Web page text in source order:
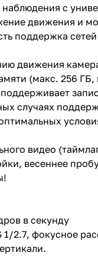
наблюдения с
движения и
поддержка
движения
(макс. 256
случаях
видео
весеннее
в секунду
1/2.7, фокусное